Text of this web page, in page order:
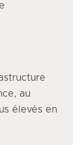
au
élevés en